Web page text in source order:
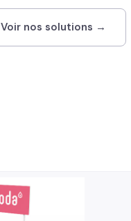
Voir nos solutions →